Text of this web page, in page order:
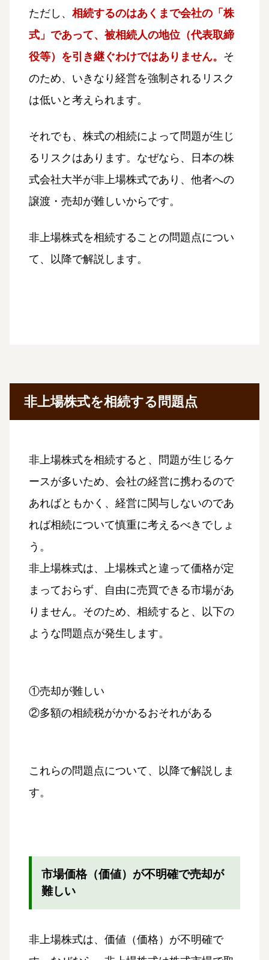
ただし、 相続するのはあくまで会社の「株
式」であって、被相続人の地位（代表取締
役等）を引き継ぐわけではありません。 そ
のため、いきなり経営を強制されるリスク
は低いと考えられます。
それでも、株式の相続によって問題が生じ
るリスクはあります。なぜなら、日本の株
式会社大半が非上場株式であり、他者への
譲渡・売却が難しいからです。
非上場株式を相続することの問題点につい
て、以降で解説します。
非上場株式を相続する問題点
非上場株式を相続すると、問題が生じるケ
ースが多いため、会社の経営に携わるので
あればともかく、経営に関与しないのであ
れば相続について慎重に考えるべきでしょ
う。
非上場株式は、上場株式と違って価格が定
まっておらず、自由に売買できる市場があ
りません。そのため、相続すると、以下の
ような問題点が発生します。
①売却が難しい
②多額の相続税がかかるおそれがある
これらの問題点について、以降で解説しま
す。
市場価格（価値）が不明確で売却が
難しい
非上場株式は、価値（価格）が不明確で